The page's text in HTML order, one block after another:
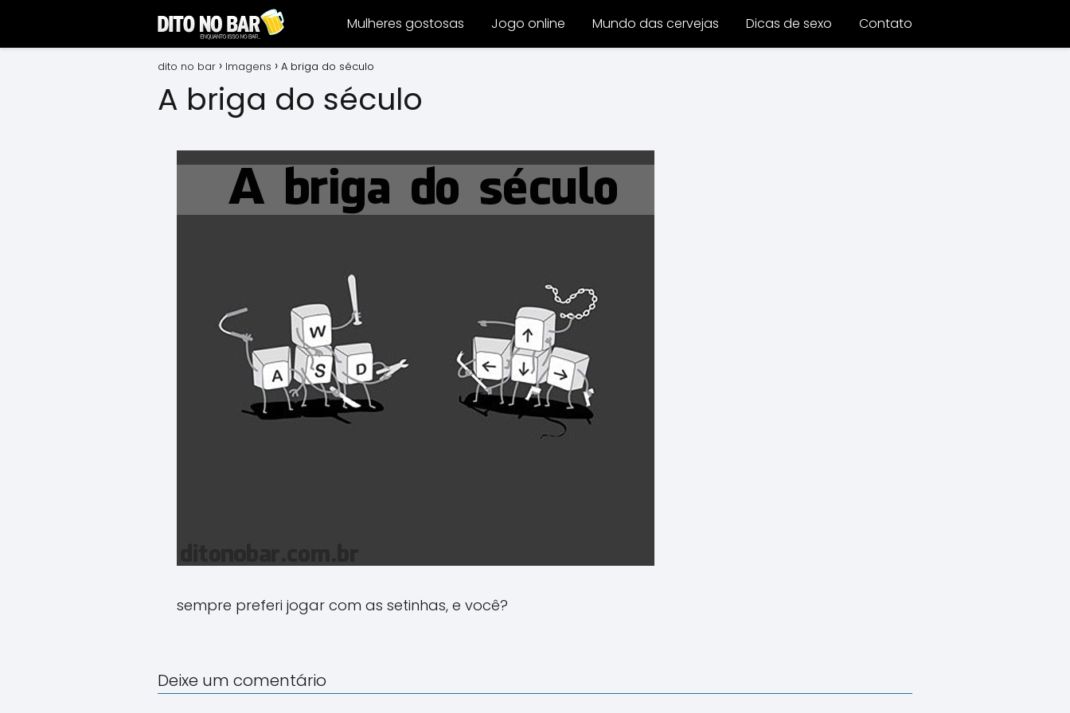
Mulheres gostosas Jogo online Mundo das cervejas Dicas de sexo Contato
dito no bar Imagens A briga do século
A briga do século
sempre preferi jogar com as setinhas, e você?
Deixe um comentário